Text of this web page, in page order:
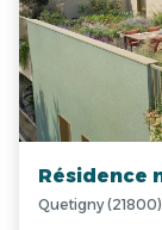
Résidence
Quetigny (21800)